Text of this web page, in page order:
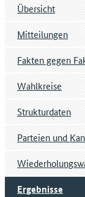
Übersicht
Mitteilungen
Fakten gegen
Wahlkreise
Strukturdaten
Parteien und
Ergebnisse